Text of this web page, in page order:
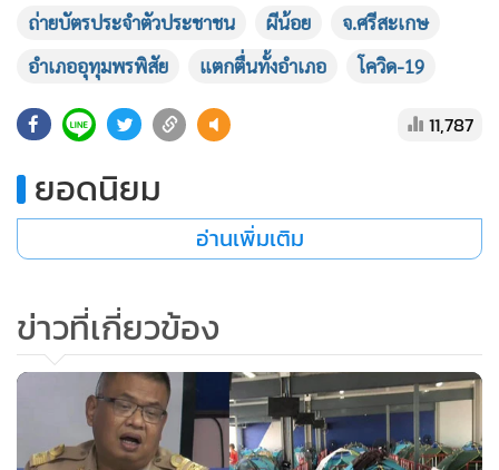
เบื้องต้นได้สั่งการให้เจ้าหน้าที่สาธารณสุขอำเภออุทุมพรพิสัย
ร่วมกับเจ้าหน้าที่ฝ่ายปกครอง ในการเตรียมพร้อมรับมือ โดยการ
ป้องกันเฝ้าระวัง ให้ข้าราชการ เจ้าหน้าที่ สวมหน้ากากอนามัย
และใช้เจลล้างมือฆ่าเชื้อ ก่อนเข้าออกห้องบัตรทุกคน และกันคน
ที่ไม่เกี่ยวข้อง ให้อยู่ในห้องที่ผีน้อยมาใช้บริการ น้อยที่สุด
ถ่ายบัตรประจำตัวประชาชน ผีน้อย
จ.ศรีสะเกษ
อำเภออุทุมพรพิสัย
แตกตื่นทั้งอำเภอ โควิด-19
11,787
ยอดนิยม
อ่านเพิ่มเติม
ข่าวที่เกี่ยวข้อง